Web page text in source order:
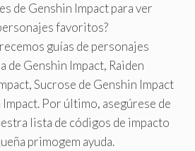
de Genshin Impact para ver
favoritos?
guías de personajes
de Genshin Impact, Raiden
Sucrose de Genshin Impact
Por último, asegúrese de
lista de códigos de impacto
primogem ayuda.